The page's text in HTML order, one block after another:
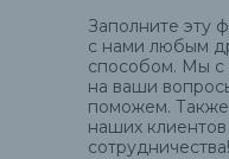
Заполните эту
с нами любым
способом. Мы с
на ваши
поможем.
наших
сотрудничества!